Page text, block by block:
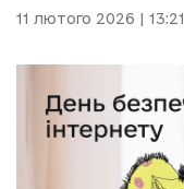
11 лютого 2026 | 13:21